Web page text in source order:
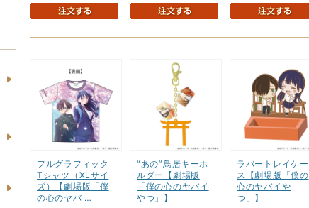
フルグラフィック
Tシャツ（XLサイ
ズ）【劇場版「僕
の心のヤバ …
“あの”鳥居キーホ
ルダー【劇場版
「僕の心のヤバイ
やつ」】
ラバートレイケー
ス【劇場版「僕の
心のヤバイや
つ」】